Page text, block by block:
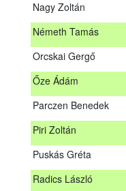
Nagy Zoltán
Németh Tamás
Orcskai Gergő
Őze Ádám
Parczen Benedek
Piri Zoltán
Puskás Gréta
Radics László
A továbbképzés
Jelentkezés,
Jelentkezni a
elhelyezett űrlapon
Nagy Gábor
Nagy Tamás